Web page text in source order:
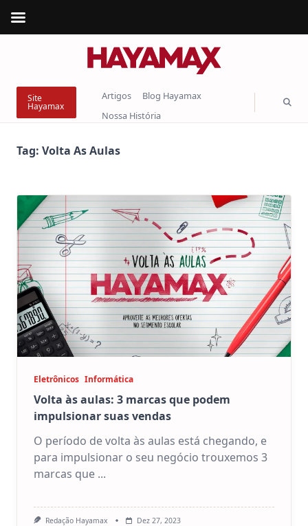
Site
Hayamax
Artigos
Blog Hayamax
Nossa História
Tag: Volta As Aulas
Eletrônicos Informática
Volta às aulas: 3 marcas que podem
impulsionar suas vendas
O período de volta às aulas está chegando, e
para impulsionar o seu negócio trouxemos 3
marcas que ...
Redação Hayamax Dez 27, 2023